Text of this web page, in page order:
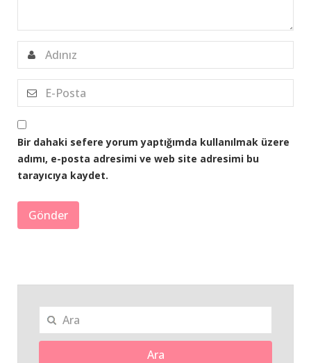
Bir dahaki sefere yorum yaptığımda kullanılmak üzere
adımı, e-posta adresimi ve web site adresimi bu
tarayıcıya kaydet.
Ara